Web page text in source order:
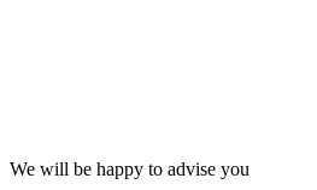
We will be happy to advise you